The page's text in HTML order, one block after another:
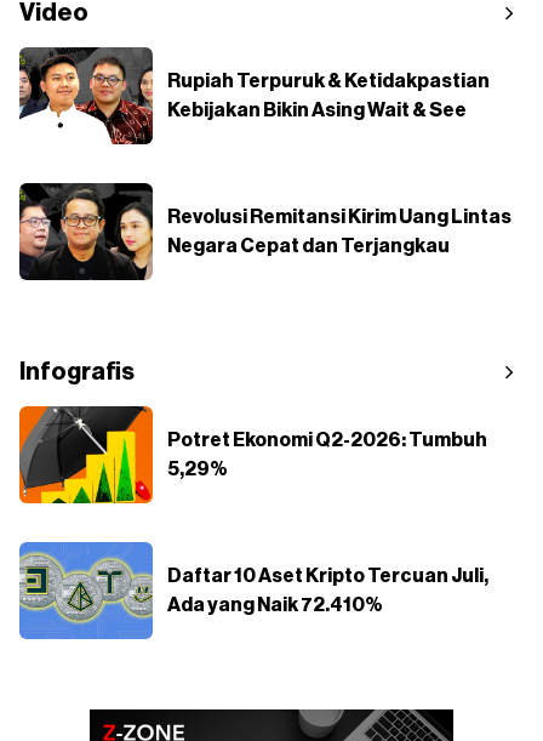
Video
Rupiah Terpuruk & Ketidakpastian
Kebijakan Bikin Asing Wait & See
Revolusi Remitansi Kirim Uang Lintas
Negara Cepat dan Terjangkau
Infografis
Potret Ekonomi Q2-2026: Tumbuh
5,29%
Daftar 10 Aset Kripto Tercuan Juli,
Ada yang Naik 72.410%